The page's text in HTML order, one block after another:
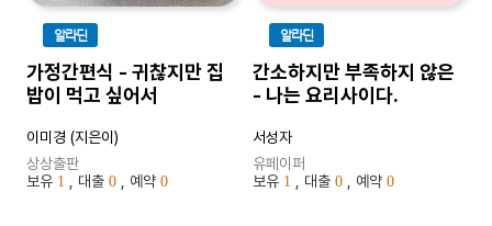
알라딘
가정간편식 - 귀찮지만 집
밥이 먹고 싶어서
이미경 (지은이)
상상출판
보유 1 , 대출 0 , 예약 0
알라딘
간소하지만 부족하지 않은
- 나는 요리사이다.
서성자
유페이퍼
보유 1 , 대출 0 , 예약 0